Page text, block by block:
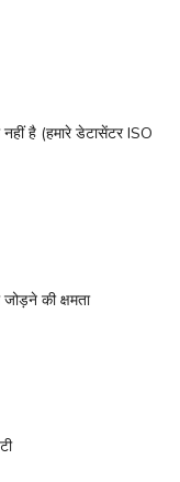
है (हमारे डेटासेंटर ISO
की क्षमता